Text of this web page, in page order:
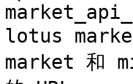
lotus
market 和